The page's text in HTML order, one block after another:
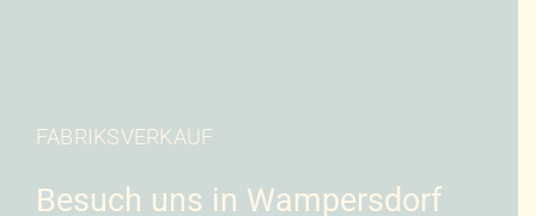
FABRIKSVERKAUF
Besuch uns in Wampersdorf